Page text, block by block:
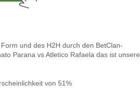
und des H2H durch den BetClan-
Parana vs Atletico Rafaela das ist unsere
von 51%